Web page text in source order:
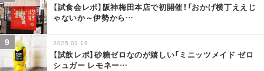
【試食会レポ】阪神梅田本店で初開催！「おかげ横丁ええじ
ゃないか～伊勢から…
2025.03.19
【試飲レポ】砂糖ゼロなのが嬉しい「ミニッツメイド ゼロ
シュガー レモネー…